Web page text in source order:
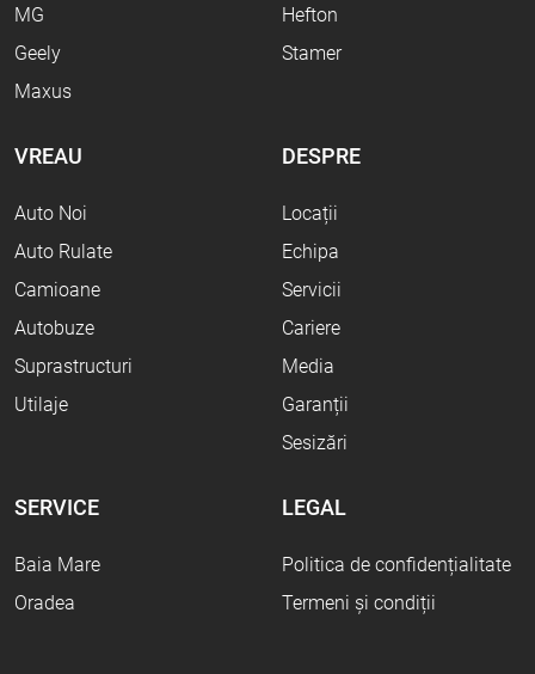
MG
Geely
Maxus
Hefton
Stamer
VREAU
Auto Noi
Auto Rulate
Camioane
Autobuze
Suprastructuri
Utilaje
DESPRE
Locații
Echipa
Servicii
Cariere
Media
Garanții
Sesizări
SERVICE
Baia Mare
Oradea
LEGAL
Politica de confidențialitate
Termeni și condiții